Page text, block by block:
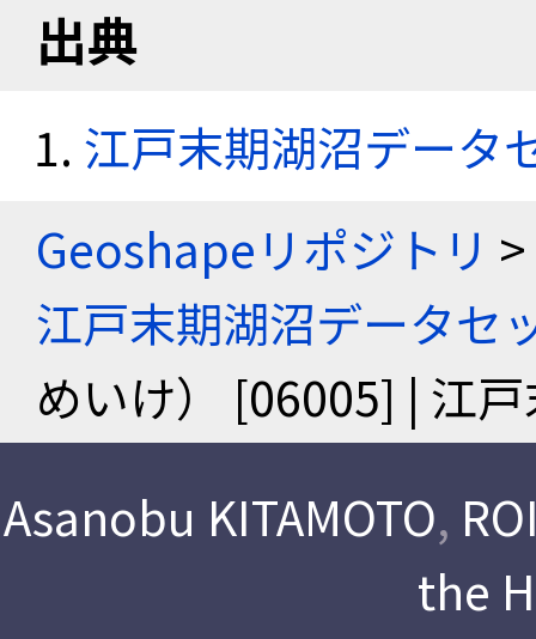
出典
江戸末期湖沼データ
Geoshapeリポジトリ >
江戸末期湖沼データセ
めいけ） [06005] | 江
Asanobu KITAMOTO,
the